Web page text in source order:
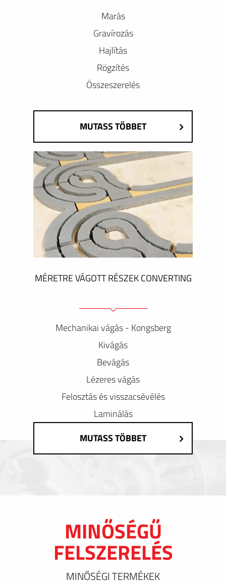
Marás
Gravírozás
Hajlítás
Rögzítés
Összeszerelés
MUTASS TÖBBET
MÉRETRE VÁGOTT RÉSZEK CONVERTING
Mechanikai vágás - Kongsberg
Kivágás
Bevágás
Lézeres vágás
Felosztás és visszacsévélés
Laminálás
MUTASS TÖBBET
MINŐSÉGŰ
FELSZERELÉS
MINŐSÉGI TERMÉKEK